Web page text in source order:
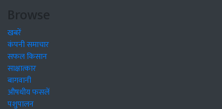
Browse
खबरें
कंपनी समाचार
सफल किसान
साक्षात्कार
बागवानी
औषधीय फसलें
पशुपालन